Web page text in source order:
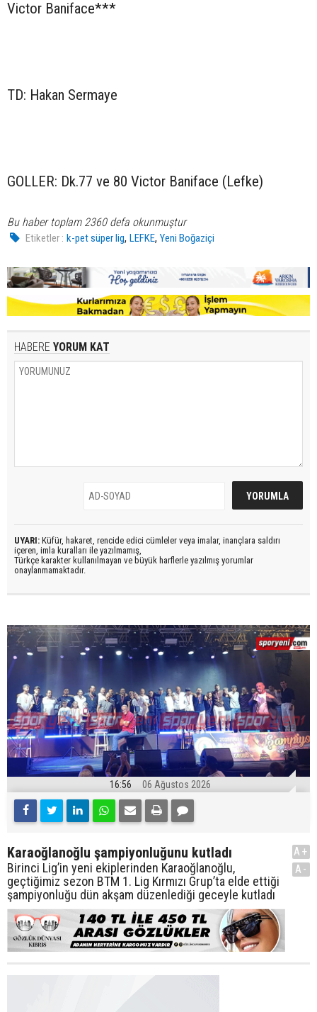
Victor Baniface***
TD: Hakan Sermaye
GOLLER: Dk.77 ve 80 Victor Baniface (Lefke)
Bu haber toplam 2360 defa okunmuştur
Etiketler : k-pet süper lig,LEFKE,Yeni Boğaziçi
HABERE YORUM KAT
UYARI: Küfür, hakaret, rencide edici cümleler veya imalar, inançlara saldırı
içeren, imla kuralları ile yazılmamış,
Türkçe karakter kullanılmayan ve büyük harflerle yazılmış yorumlar
onaylanmamaktadır.
16:56 06 Ağustos 2026
Karaoğlanoğlu şampiyonluğunu kutladı
Birinci Lig’in yeni ekiplerinden Karaoğlanoğlu,
geçtiğimiz sezon BTM 1. Lig Kırmızı Grup’ta elde ettiği
şampiyonluğu dün akşam düzenlediği geceyle kutladı
A+
A-